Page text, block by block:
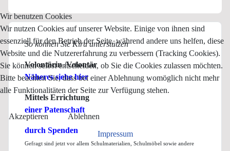
So können Sie Kiru unterstützen
Volontärin /Volontär
Näheres siehe hier
Mittels Errichtung
einer Patenschaft
durch Spenden
Gefragt sind jetzt vor allem Schulmaterialien, Schulmöbel sowie andere
Wir benutzen Cookies
Wir nutzen Cookies auf unserer Website. Einige von ihnen sind
essenziell für den Betrieb der Seite, während andere uns helfen, diese
Website und die Nutzererfahrung zu verbessern (Tracking Cookies).
Sie können selbst entscheiden, ob Sie die Cookies zulassen möchten.
Bitte beachten Sie, dass bei einer Ablehnung womöglich nicht mehr
alle Funktionalitäten der Seite zur Verfügung stehen.
Akzeptieren Ablehnen
Impressum